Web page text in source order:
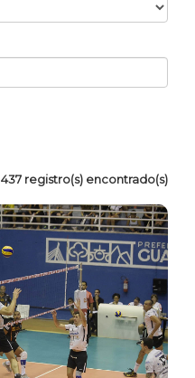
437 registro(s) encontrado(s)